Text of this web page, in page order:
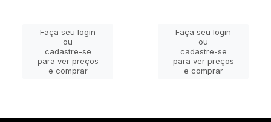
Faça seu login
ou
cadastre-se
para ver preços
e comprar
Faça seu login
ou
cadastre-se
para ver preços
e comprar